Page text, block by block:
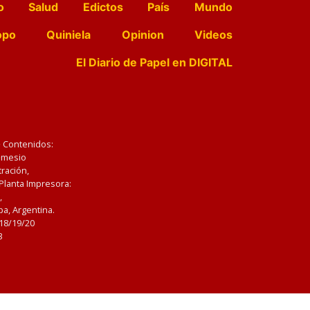
Salud Edictos País
Mundo
Quiniela Opinion
Videos
El Diario de Papel en DIGITAL
Impresora:
Argentina.
19/20